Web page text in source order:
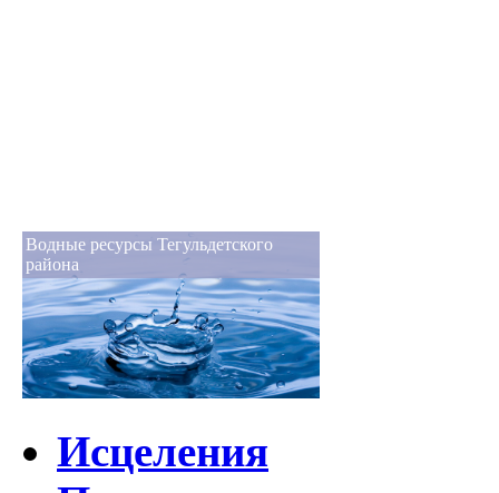
Водные ресурсы Тегульдетского
района
Исцеления